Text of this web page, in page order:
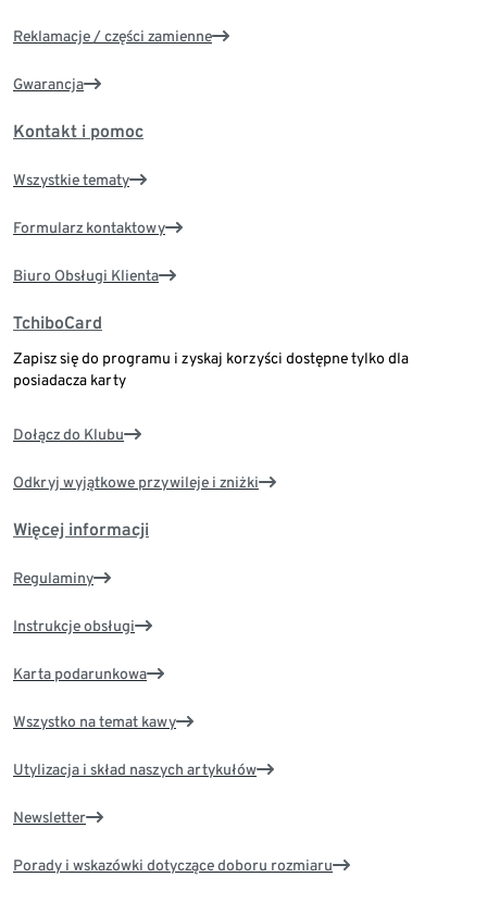
Reklamacje / części zamienne
Gwarancja
Kontakt i pomoc
Wszystkie tematy
Formularz kontaktowy
Biuro Obsługi Klienta
TchiboCard
Zapisz się do programu i zyskaj korzyści dostępne tylko dla
posiadacza karty
Dołącz do Klubu
Odkryj wyjątkowe przywileje i zniżki
Więcej informacji
Regulaminy
Instrukcje obsługi
Karta podarunkowa
Wszystko na temat kawy
Utylizacja i skład naszych artykułów
Newsletter
Porady i wskazówki dotyczące doboru rozmiaru